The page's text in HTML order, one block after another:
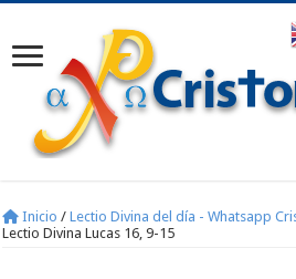
Inicio / Lectio Divina del día - Whatsapp
Lectio Divina Lucas 16, 9-15